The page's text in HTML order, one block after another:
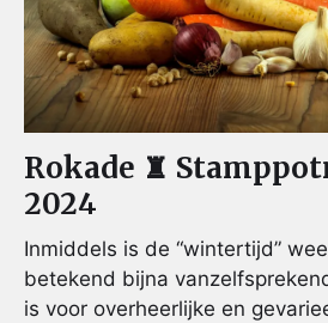
Rokade ♜
2024
Inmiddels is de “wintertijd”
betekend bijna
is voor overheerlijke en